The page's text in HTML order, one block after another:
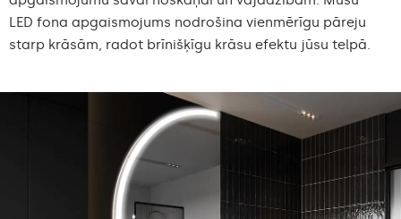
LED fona apgaismojums nodrošina vienmērīgu pāreju
starp krāsām, radot brīnišķīgu krāsu efektu jūsu telpā.